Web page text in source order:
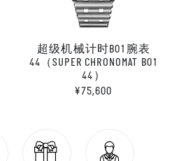
超级机械计时B01腕表
44（SUPER CHRONOMAT B01
44）
¥75,600